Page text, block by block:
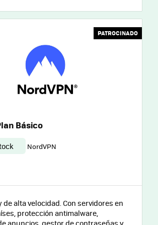
PATROCINADO
Básico
NordVPN
de alta velocidad. Con servidores en
protección antimalware,
anuncios, gestor de contraseñas y